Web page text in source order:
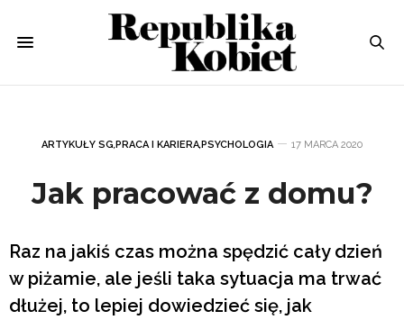
ARTYKUŁY SG,PRACA I KARIERA,PSYCHOLOGIA 17 MARCA 2020
Jak pracować z domu?
Raz na jakiś czas można spędzić cały dzień
w piżamie, ale jeśli taka sytuacja ma trwać
dłużej, to lepiej dowiedzieć się, jak